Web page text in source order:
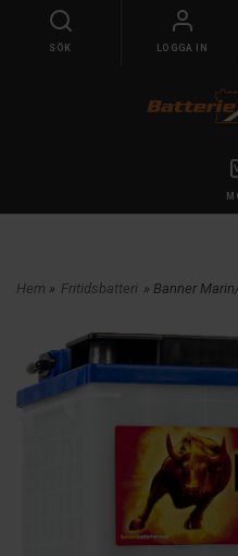
SÖK LOGGA IN
Hem » Fritidsbatteri » Banner